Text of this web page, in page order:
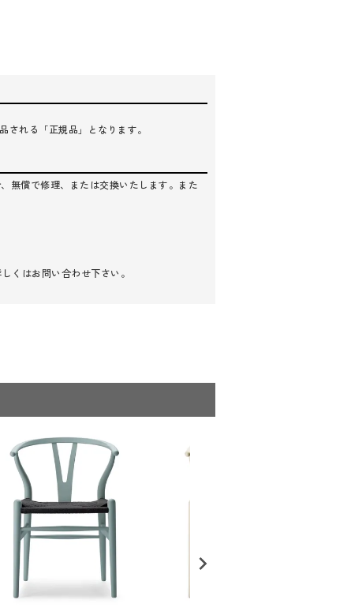
れる「正規品」となります。
無償で修理、または交換いたします。また
くはお問い合わせ下さい。